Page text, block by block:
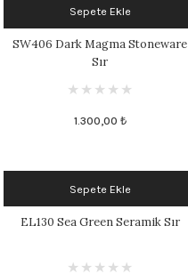
Sepete Ekle
SW406 Dark Magma Stoneware
Sır
1.300,00 ₺
Sepete Ekle
EL130 Sea Green Seramik Sır